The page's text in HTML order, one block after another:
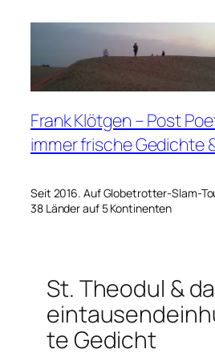
Frank Klötgen – Post
immer frische Gedichte
Seit 2016. Auf Globetrotter-Slam-
38 Länder auf 5 Kontinenten
St. Theodul &
te Gedicht